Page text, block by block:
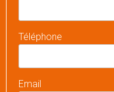
Téléphone
Email